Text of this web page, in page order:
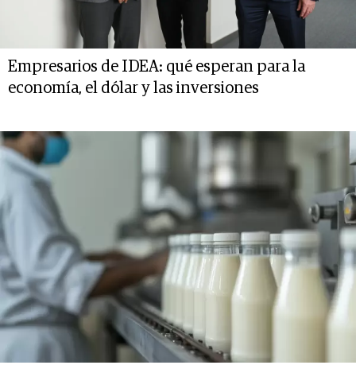
Empresarios de IDEA: qué esperan para la
economía, el dólar y las inversiones